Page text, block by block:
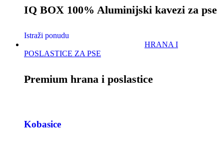
IQ BOX 100% Aluminijski kavezi za pse
Istraži ponudu
HRANA I
POSLASTICE ZA PSE
Premium hrana i poslastice
Kobasice